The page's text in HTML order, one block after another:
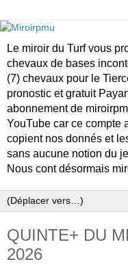
Le miroir du Turf vous
chevaux de bases
(7) chevaux pour le
pronostic et gratuit
abonnement de
YouTube car ce compte
copient nos donnés et
sans aucune notion du
Nous cont désormais
QUINTE+ DU
2026